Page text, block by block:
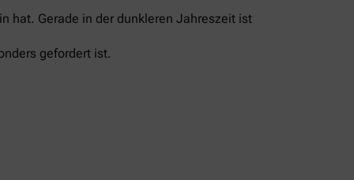
hat. Gerade in der dunkleren Jahreszeit ist
gefordert ist.